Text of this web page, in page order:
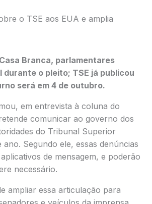
o TSE aos EUA e amplia
Branca, parlamentares
o pleito; TSE já publicou
será em 4 de outubro.
em entrevista à coluna do
comunicar ao governo dos
do Tribunal Superior
Segundo ele, essas denúncias
de mensagem, e poderão
necessário.
ampliar essa articulação para